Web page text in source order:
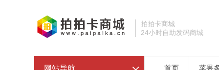
拍拍卡商城
24小时自助发码商城
网站导航 首页 苹果